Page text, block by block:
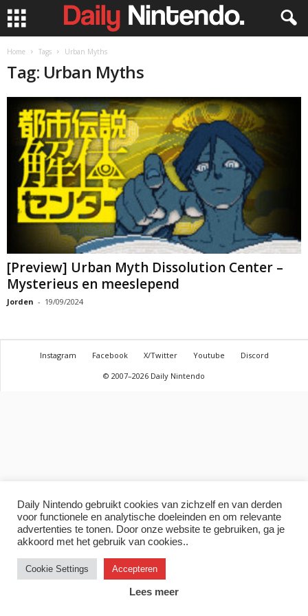
Home Tags Urban Myths
Tag: Urban Myths
[Preview] Urban Myth Dissolution Center –
Mysterieus en meeslepend
Jorden - 19/09/2024
Instagram Facebook X/Twitter Youtube
Discord
© 2007–2026 Daily Nintendo
Daily Nintendo gebruikt cookies van zichzelf en van derden
voor functionele en analytische doeleinden en om relevante
advertenties te tonen. Door onze website te gebruiken, ga je
akkoord met het gebruik van cookies..
Cookie Settings Accepteren
Lees meer